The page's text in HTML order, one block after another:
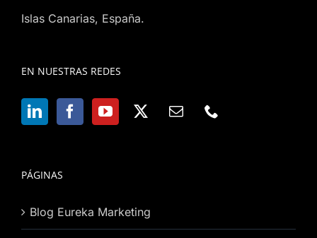
Islas Canarias, España.
EN NUESTRAS REDES
PÁGINAS
Blog Eureka Marketing